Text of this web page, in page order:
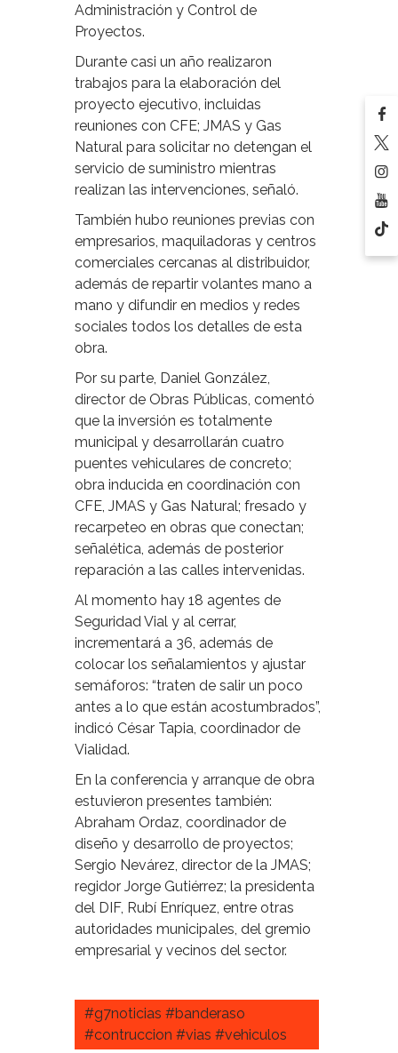
Administración y Control de
Proyectos.
Durante casi un año realizaron
trabajos para la elaboración del
proyecto ejecutivo, incluidas
reuniones con CFE; JMAS y Gas
Natural para solicitar no detengan el
servicio de suministro mientras
realizan las intervenciones, señaló.
También hubo reuniones previas con
empresarios, maquiladoras y centros
comerciales cercanas al distribuidor,
además de repartir volantes mano a
mano y difundir en medios y redes
sociales todos los detalles de esta
obra.
Por su parte, Daniel González,
director de Obras Públicas, comentó
que la inversión es totalmente
municipal y desarrollarán cuatro
puentes vehiculares de concreto;
obra inducida en coordinación con
CFE, JMAS y Gas Natural; fresado y
recarpeteo en obras que conectan;
señalética, además de posterior
reparación a las calles intervenidas.
Al momento hay 18 agentes de
Seguridad Vial y al cerrar,
incrementará a 36, además de
colocar los señalamientos y ajustar
semáforos: “traten de salir un poco
antes a lo que están acostumbrados”,
indicó César Tapia, coordinador de
Vialidad.
En la conferencia y arranque de obra
estuvieron presentes también:
Abraham Ordaz, coordinador de
diseño y desarrollo de proyectos;
Sergio Nevárez, director de la JMAS;
regidor Jorge Gutiérrez; la presidenta
del DIF, Rubí Enríquez, entre otras
autoridades municipales, del gremio
empresarial y vecinos del sector.
#g7noticias #banderaso
#contruccion #vias #vehiculos